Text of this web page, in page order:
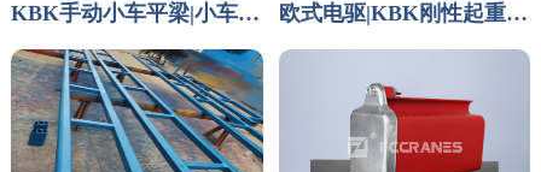
KBK手动小车平梁|小车连接板 欧式电驱|KBK刚性起重机电动跑车总成